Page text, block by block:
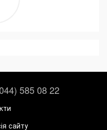
585 08 22
сайту